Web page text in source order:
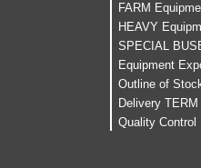
FARM
HEAVY
SPECIAL
Equipment
Outline of
Delivery TERM
Quality Control